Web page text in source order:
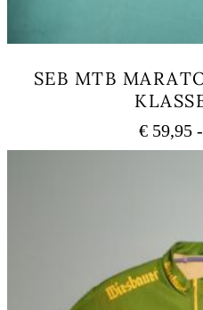
SEB MTB
€59,95 -